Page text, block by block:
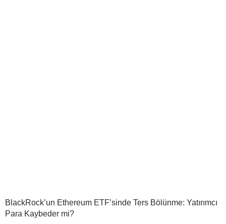
BlackRock’un Ethereum ETF’sinde Ters Bölünme: Yatırımcı
Para Kaybeder mi?